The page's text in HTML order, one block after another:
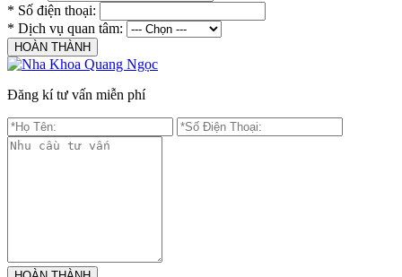
* Số điện thoại:
* Dịch vụ quan tâm:
Đăng kí tư vấn miễn phí